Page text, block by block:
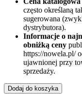
często określaną
sugerowana
dystrybutora).
Informacje o
obniżką ceny
https://nowela.pl/
ujawnionej przy
sprzedaży.
Dodaj do koszyka